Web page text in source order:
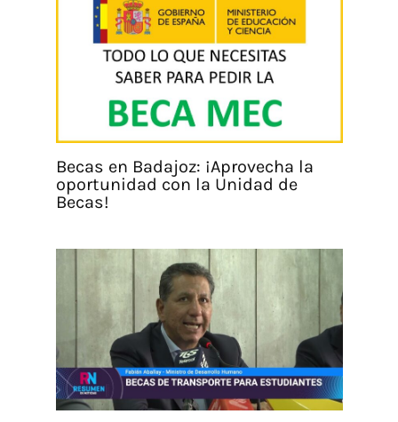
Becas en Badajoz: ¡Aprovecha la
oportunidad con la Unidad de
Becas!